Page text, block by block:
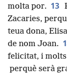
molta por. 13
Zacaries,
teua dona,
de nom Joan.
felicitat, i molts
perquè serà